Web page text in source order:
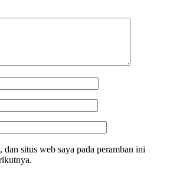
dan situs web saya pada peramban ini